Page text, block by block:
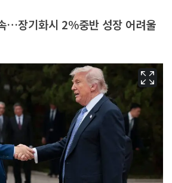
…장기화시 2%중반 성장 어려울